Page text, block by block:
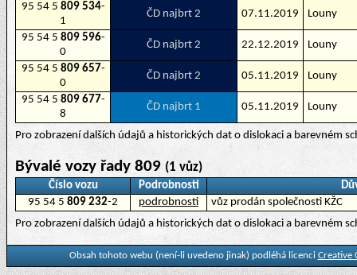
95 54 5 809 534-
1
ČD najbrt 2 07.11.2019
Louny
95 54 5 809 596-
0
ČD najbrt 2 22.12.2019
Louny
95 54 5 809 657-
0
ČD najbrt 2 05.11.2019
Louny
95 54 5 809 677-
8
ČD najbrt 1 05.11.2019 Louny
Pro zobrazení dalších údajů a historických dat o dislokaci a barevném
Bývalé vozy řady 809 (1 vůz)
Číslo vozu Podrobnosti
95 54 5 809 232-2 podrobnosti
vůz prodán společnosti KŽC
Pro zobrazení dalších údajů a historických dat o dislokaci a barevném
Obsah tohoto webu (není-li uvedeno jinak) podléhá licenci Creative